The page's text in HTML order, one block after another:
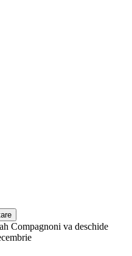
Compagnoni va deschide